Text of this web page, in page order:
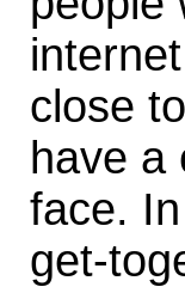
close
have a
face.
get-